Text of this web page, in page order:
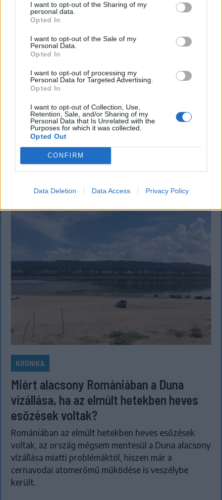
I want to opt-out of the Sharing of my
personal data.
Opted In
I want to opt-out of the Sale of my
Personal Data.
Opted In
I want to opt-out of processing my
Personal Data for Targeted Advertising.
Opted In
I want to opt-out of Collection, Use,
Retention, Sale, and/or Sharing of my
Personal Data that Is Unrelated with the
Purposes for which it was collected.
Opted Out
CONFIRM
Data Deletion Data Access Privacy Policy
SZÉKELYHON
Életveszélyesen megfenyegették
Majkát, elmarad a sepsiszentgyörgyi
koncertje
Életveszélyes fenyegetést kapott Majka, ezért
közösségi oldalán azt írta, ismeretlenek azt is
tudják, hol szállnának meg, kik biztosítanák a
rendezvényt és milyen útvonalon közlekednének
Erdélyben.
KRÓNIKA
Miért alacsony Romániában a Duna
vízállása, ha az elmúlt hetekben heves
esőzések voltak?
Romániában az elmúlt hetekben heves esőzések
voltak, az ország mégsem mentesül a Duna alacsony
vízállása miatti problémáktól, hiszen már a
cernavodai atomerőmű működése is veszélybe
került.